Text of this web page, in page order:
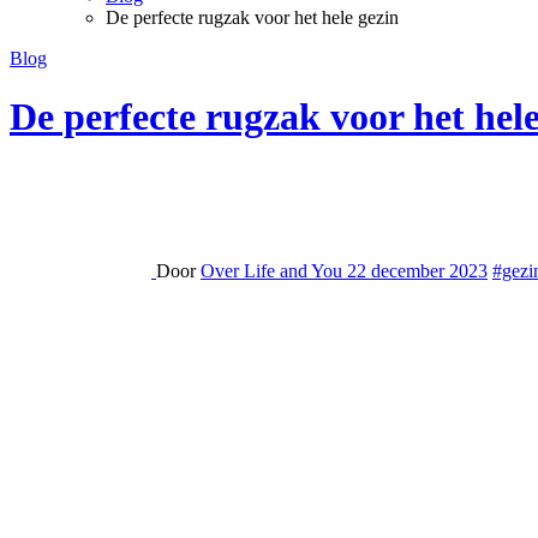
De perfecte rugzak voor het hele gezin
Blog
De perfecte rugzak voor het
DoorOver Life and You 22 december 2023